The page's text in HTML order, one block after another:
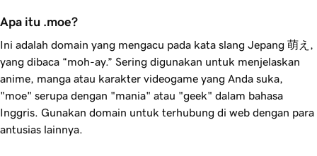
Apa itu .moe?
Ini adalah domain yang mengacu pada kata slang Jepang 萌え,
yang dibaca “moh-ay.” Sering digunakan untuk menjelaskan
anime, manga atau karakter videogame yang Anda suka,
"moe" serupa dengan "mania" atau "geek" dalam bahasa
Inggris. Gunakan domain untuk terhubung di web dengan para
antusias lainnya.